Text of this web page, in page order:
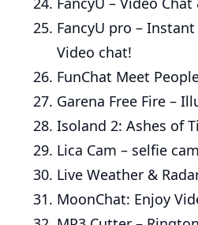
FancyU pro –
Video chat!
FunChat Meet
Garena Free Fire –
Isoland 2: Ashes of
Lica Cam – selfie
Live Weather &
MoonChat: Enjoy